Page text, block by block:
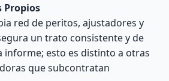
Propios
red de peritos, ajustadores y
un trato consistente y de
informe; esto es distinto a otras
que subcontratan